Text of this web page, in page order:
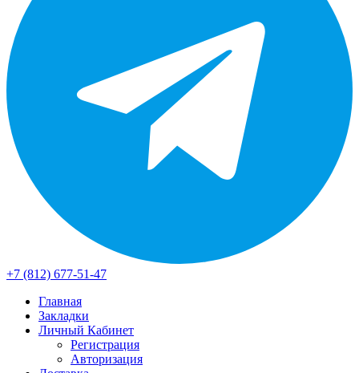
+7 (812) 677-51-47
Главная
Закладки
Личный Кабинет
Регистрация
Авторизация